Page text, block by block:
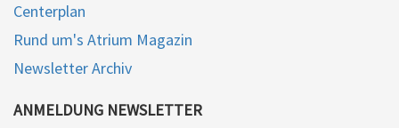
Centerplan
Rund um's Atrium Magazin
Newsletter Archiv
ANMELDUNG NEWSLETTER